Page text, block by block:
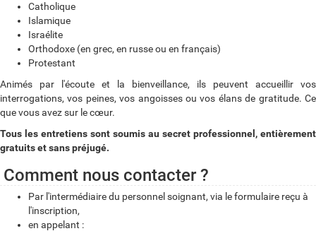
Catholique
Islamique
Israélite
Orthodoxe (en grec, en russe ou en français)
Protestant
Animés par l'écoute et la bienveillance, ils peuvent accueillir vos
interrogations, vos peines, vos angoisses ou vos élans de gratitude. Ce
que vous avez sur le cœur.
Tous les entretiens sont soumis au secret professionnel, entièrement
gratuits et sans préjugé.
Comment nous contacter ?
Par l'intermédiaire du personnel soignant, via le formulaire reçu à
l'inscription,
en appelant :